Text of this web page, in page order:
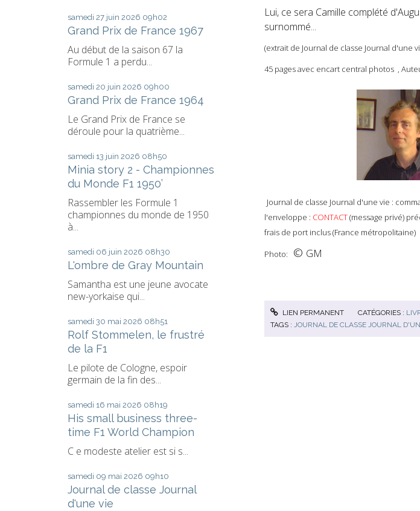
samedi 27 juin 2026 09h02
Grand Prix de France 1967
Au début de la saison 67 la
Formule 1 a perdu...
samedi 20 juin 2026 09h00
Grand Prix de France 1964
Le Grand Prix de France se
déroule pour la quatrième...
samedi 13 juin 2026 08h50
Minia story 2 - Championnes
du Monde F1 1950’
Rassembler les Formule 1
championnes du monde de 1950
à...
samedi 06 juin 2026 08h30
L'ombre de Gray Mountain
Samantha est une jeune avocate
new-yorkaise qui...
samedi 30 mai 2026 08h51
Rolf Stommelen, le frustré
de la F1
Le pilote de Cologne, espoir
germain de la fin des...
samedi 16 mai 2026 08h19
His small business three-
time F1 World Champion
C e modeste atelier est si s...
samedi 09 mai 2026 09h10
Journal de classe Journal
d'une vie
Lui, ce sera Camille complété
surnommé...
(extrait de Journal de classe Journal d'une
45 pages avec encart central photos ,
Journal de classe Journal d'une vie :
l'enveloppe : CONTACT(message privé)
frais de port inclus (France métropolitaine)
Photo: © GM
LIEN PERMANENT CATÉGORIES :
TAGS : JOURNAL DE CLASSE JOURNAL